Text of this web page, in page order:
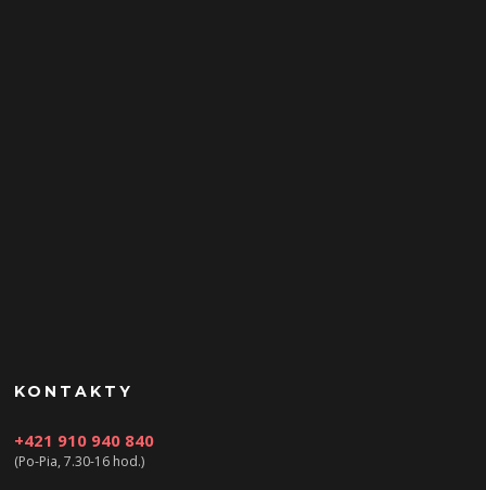
KONTAKTY
+421 910 940 840
(Po-Pia, 7.30-16 hod.)